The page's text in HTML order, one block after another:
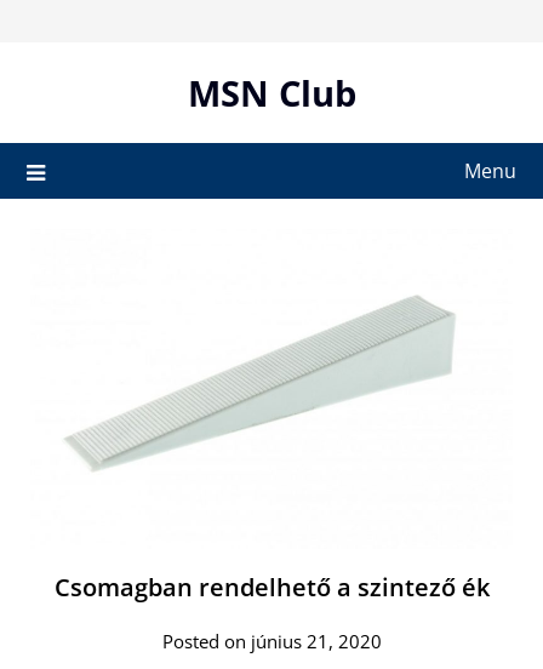
MSN Club
Menu
Csomagban rendelhető a szintező ék
Posted on június 21, 2020